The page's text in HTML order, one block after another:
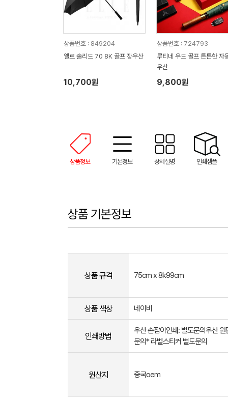
상품번호 : 849204
엘르 솔리드 70 8K 골프 장우산
10,700원
상품번호 : 724793
루티네 우드 골프 튼튼한 자
우산
9,800원
상품정보 기본정보 상세설명 인쇄샘플
상품 기본정보
상품 규격 75cm x 8k99cm
상품 색상 네이비
인쇄방법
우산 손잡이인쇄: 별도문의우산 원
문의* 라벨스티커 별도문의
원산지 중국oem